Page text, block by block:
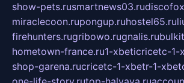
show-pets.rusmartnews03.ru
miraclecoon.rupongup.ruhostel65.ru
firehunters.rugribowo.rugnalis.ru
hometown-france.ru1-xbeticricetc-1-
shop-garena.rucricetc-1-xbetr-1-